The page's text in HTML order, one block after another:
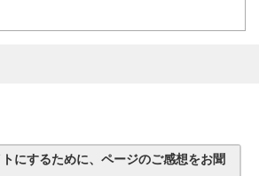
にするために、ページのご感想をお聞